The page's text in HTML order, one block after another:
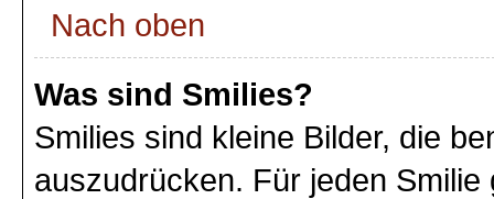
Nach oben
Was sind Smilies?
Smilies sind kleine Bilder, die
auszudrücken. Für jeden